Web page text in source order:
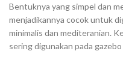
Bentuknya yang simpel dan
menjadikannya cocok untuk
minimalis dan mediteranian.
sering digunakan pada